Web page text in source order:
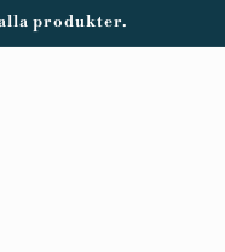
produkter.